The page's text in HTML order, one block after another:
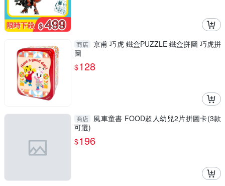
商店 京甫 巧虎 鐵盒PUZZLE 鐵盒拼圖 巧虎拼
圖
$128
商店
風車童書 FOOD超人幼兒2片拼圖卡(3款
可選)
$196